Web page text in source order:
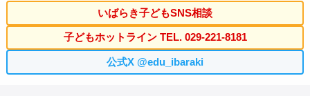
いばらき子どもSNS相談
子どもホットライン TEL. 029-221-8181
公式X @edu_ibaraki